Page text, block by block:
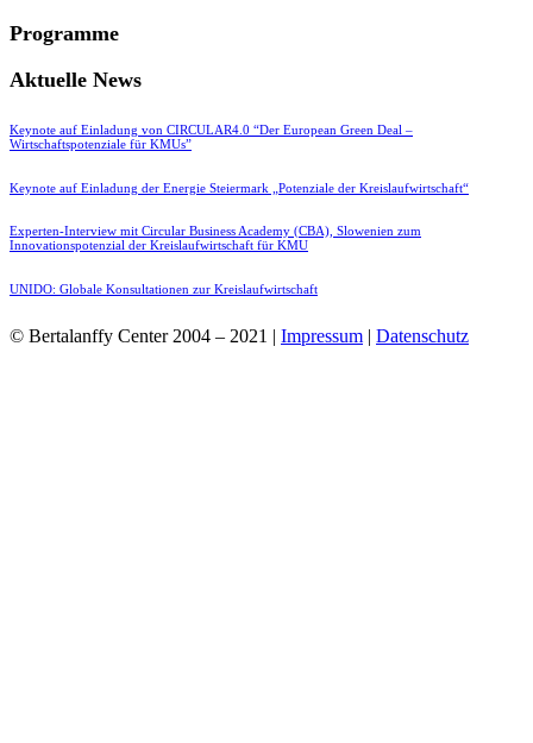
Programme
Aktuelle News
Keynote auf Einladung von CIRCULAR4.0 “Der European Green Deal –
Wirtschaftspotenziale für KMUs”
Keynote auf Einladung der Energie Steiermark „Potenziale der Kreislaufwirtschaft“
Experten-Interview mit Circular Business Academy (CBA), Slowenien zum
Innovationspotenzial der Kreislaufwirtschaft für KMU
UNIDO: Globale Konsultationen zur Kreislaufwirtschaft
© Bertalanffy Center 2004 – 2021 | Impressum | Datenschutz